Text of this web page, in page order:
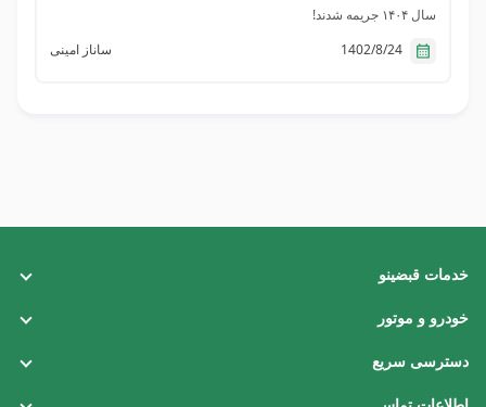
سال ۱۴۰۴ جریمه شدند!
ساناز امینی
خدمات قبضینو
خودرو و موتور
دسترسی سریع
همکاری با ما